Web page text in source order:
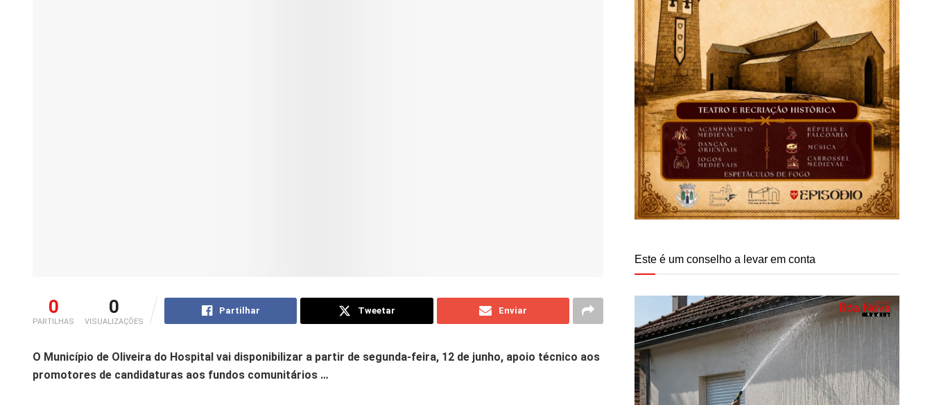
0
PARTILHAS
0
VISUALIZAÇÕES
Partilhar Tweetar Enviar
O Município de Oliveira do Hospital vai disponibilizar a partir de segunda-feira, 12 de junho, apoio técnico aos
promotores de candidaturas aos fundos comunitários …
Este é um conselho a levar em conta